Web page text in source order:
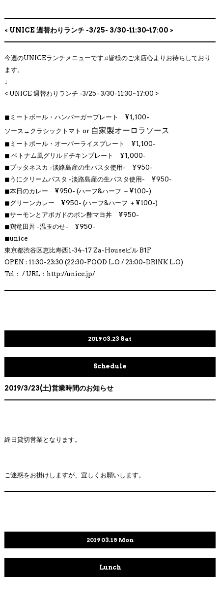
< UNICE 週替わりランチ -3/25- 3/30-11:30~17:00 >
今週のUNICEランチメニューです♫皆様のご来店心よりお待ちしており
ます。
↓
< UNICE 週替わりランチ -3/25- 3/30-11:30~17:00 >
◼︎ ミートボール・ハンバーガープレート ¥1,100-
ソース→クラシックトマト or 自家製オーロラソース
◼︎ ミートボール・オーバーライスプレート ¥1,100-
◼︎ ベトナム風グリルドチキンプレート
¥1,000-
◼︎プッタネスカ -淡路島産の生パスタ使用- ¥950-
◼︎うにクリームパスタ -淡路島産の生パスタ使用- ¥950-
◼︎本日のカレー ¥950- (ハーフ&ハーフ ＋¥100-)
◼︎グリーンカレー ¥950- (ハーフ&ハーフ ＋¥100-)
◼︎サーモンとアボガドのポン酢マヨ丼 ¥950-
◼︎鶏竜田丼 -温玉のせ- ¥950-
◼︎unice
東京都渋谷区恵比寿西1-34-17 Za-Houseビル B1F
OPEN : 11:30-23:30 (22:30-FOOD L.O / 23:00-DRINK L.O)
Tel： / URL：http://unice.jp/
2019 03.23 Sat
Schedule
2019/3/23(土)営業時間のお知らせ
終日貸切営業となります。
ご迷惑をお掛けしますが、宜しくお願いします。
2019 03.18 Mon
Lunch